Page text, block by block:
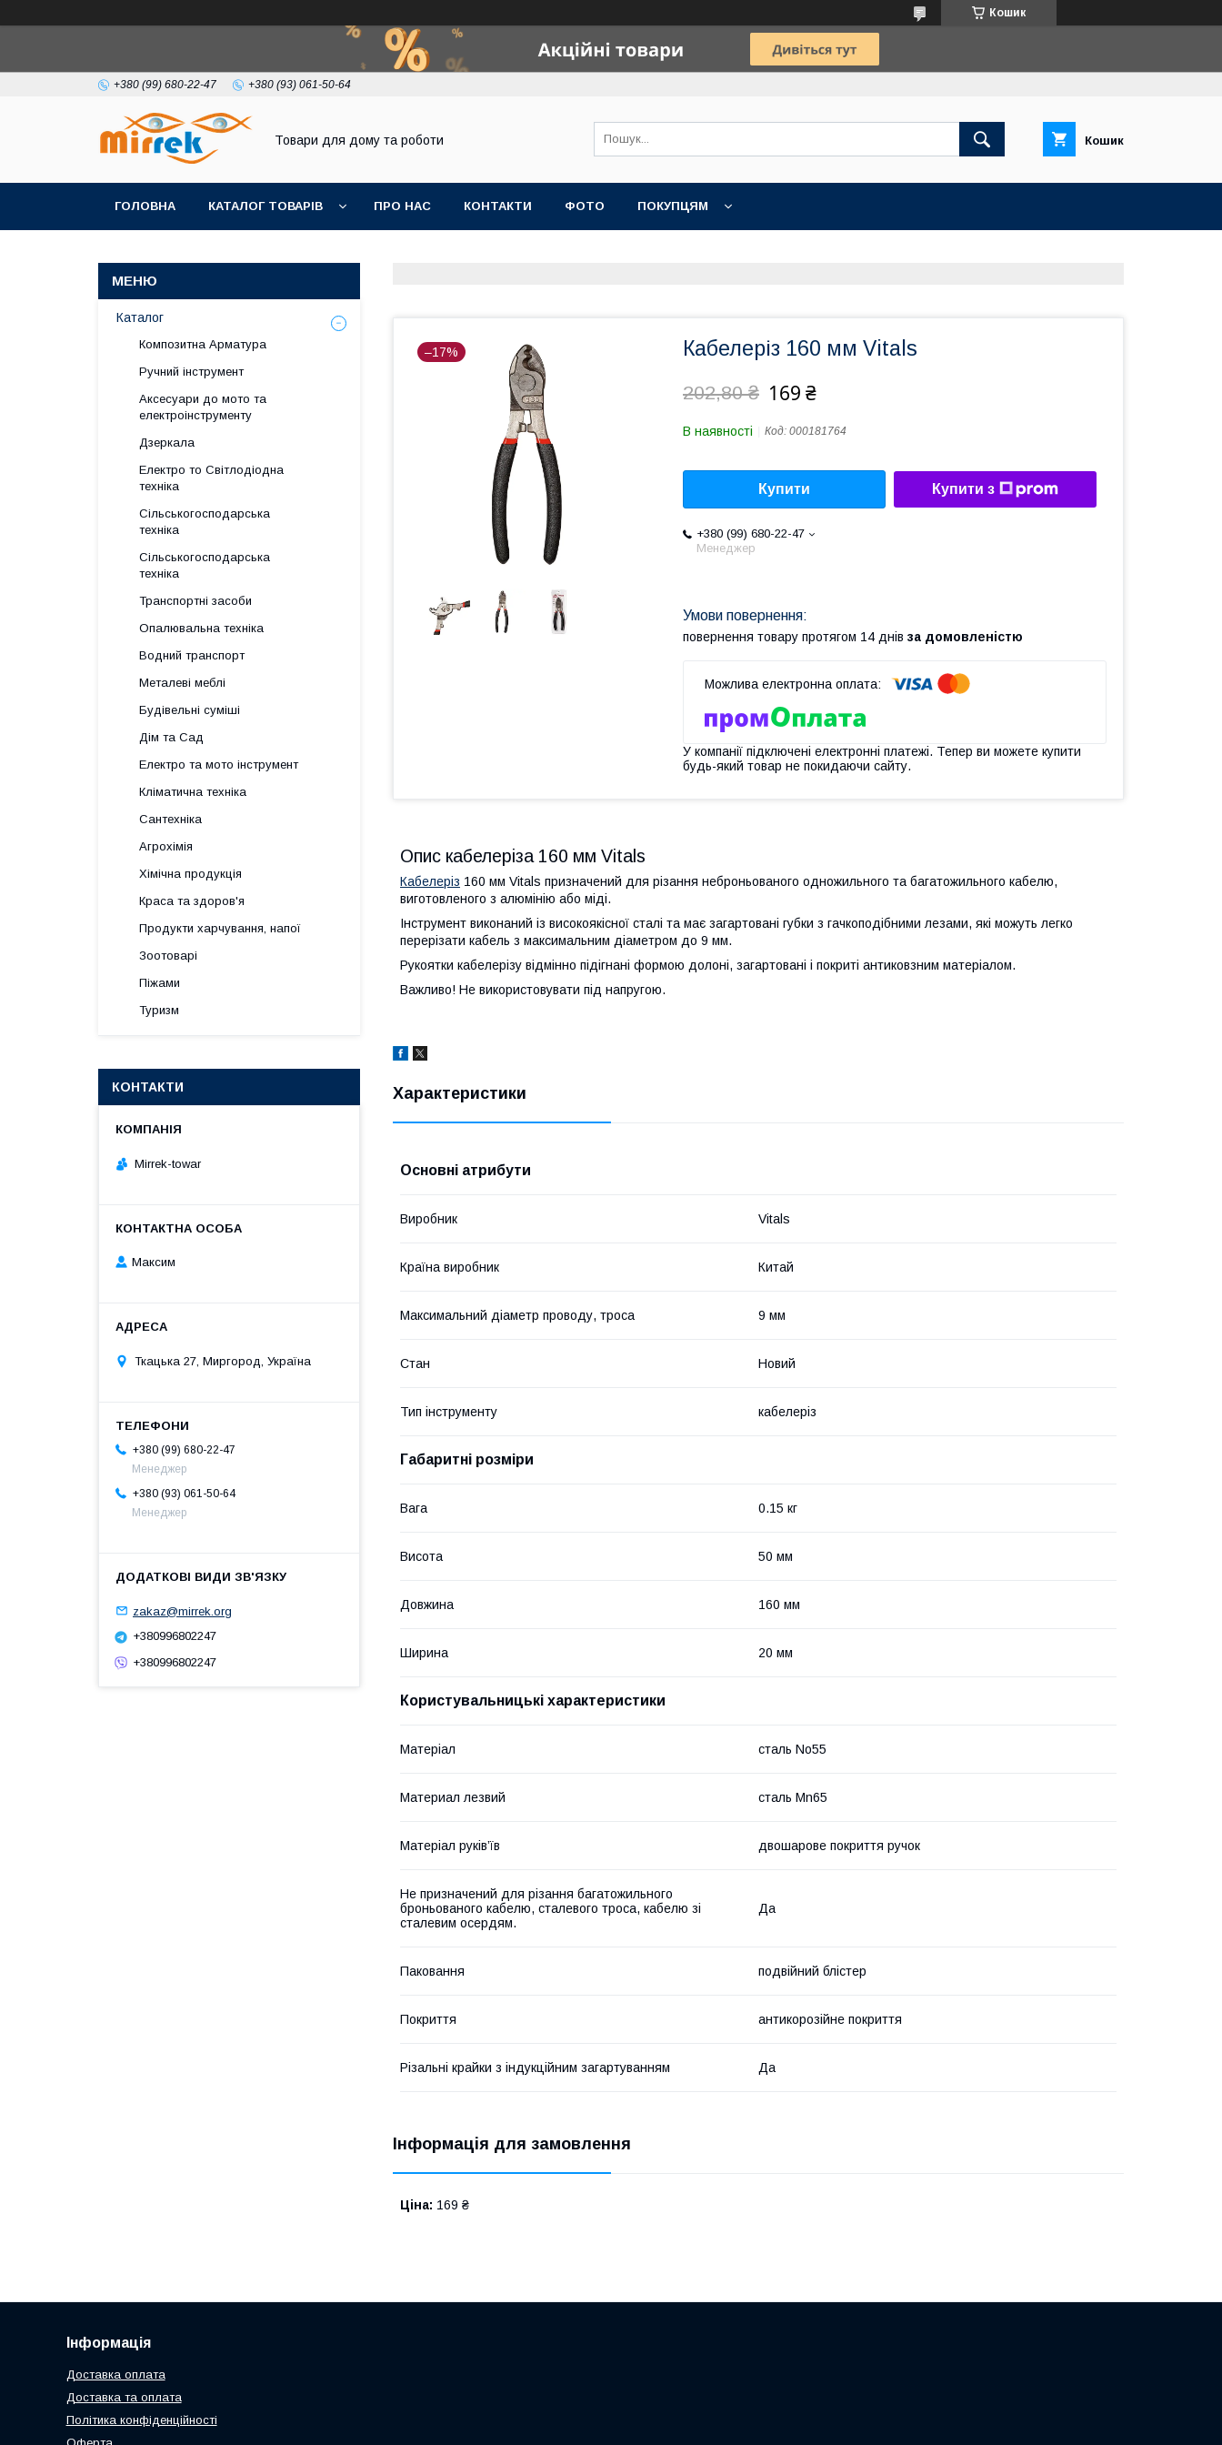
Кошик
+380 (99) 680-22-47 +380 (93) 061-50-64
Товари для дому та роботи Кошик
ГОЛОВНА КАТАЛОГ ТОВАРІВ ПРО НАС КОНТАКТИ ФОТО ПОКУПЦЯМ
–17% Кабелеріз 160 мм Vitals
202,80 ₴ 169 ₴
В наявності Код: 000181764
Купити Купити з
+380 (99) 680-22-47
Менеджер
повернення товару протягом 14 днів за домовленістю
У компанії підключені електронні платежі. Тепер ви можете купити
будь-який товар не покидаючи сайту.
Опис кабелеріза 160 мм Vitals
Кабелеріз 160 мм Vitals призначений для різання неброньованого одножильного та багатожильного кабелю,
виготовленого з алюмінію або міді.
Інструмент виконаний із високоякісної сталі та має загартовані губки з гачкоподібними лезами, які можуть легко
перерізати кабель з максимальним діаметром до 9 мм.
Рукоятки кабелерізу відмінно підігнані формою долоні, загартовані і покриті антиковзним матеріалом.
Важливо! Не використовувати під напругою.
Характеристики
Основні атрибути
Виробник Vitals
Країна виробник Китай
Максимальний діаметр проводу, троса 9 мм
Стан Новий
Тип інструменту кабелеріз
Габаритні розміри
Вага 0.15 кг
Висота 50 мм
Довжина 160 мм
Ширина 20 мм
Користувальницькі характеристики
Матеріал сталь No55
Материал лезвий сталь Mn65
Матеріал руків’їв двошарове покриття ручок
Не призначений для різання багатожильного
броньованого кабелю, сталевого троса, кабелю зі
сталевим осердям.
Да
Паковання подвійний блістер
Покриття антикорозійне покриття
Різальні крайки з індукційним загартуванням Да
Інформація для замовлення
Ціна: 169 ₴
Каталог
Композитна Арматура
Ручний інструмент
Аксесуари до мото та
електроінструменту
Дзеркала
Електро то Світлодіодна
техніка
Сільськогосподарська
техніка
Сільськогосподарська
техніка
Транспортні засоби
Опалювальна техніка
Водний транспорт
Металеві меблі
Будівельні суміші
Дім та Сад
Електро та мото інструмент
Кліматична техніка
Сантехніка
Агрохімія
Хімічна продукція
Краса та здоров'я
Продукти харчування, напої
Зоотоварі
Піжами
Туризм
КОНТАКТИ
Mirrek-towar
Максим
Ткацька 27, Миргород, Україна
+380 (99) 680-22-47
Менеджер
+380 (93) 061-50-64
Менеджер
zakaz@mirrek.org
+380996802247
+380996802247
Інформація
Доставка оплата
Доставка та оплата
Політика конфіденційності
Оферта